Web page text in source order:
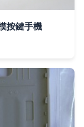
按鍵手機